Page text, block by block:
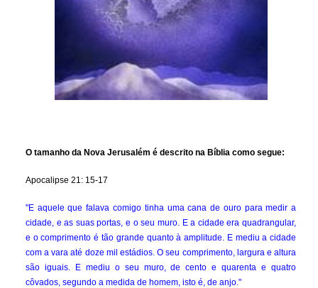
O tamanho da Nova Jerusalém é descrito na Bíblia como segue:
Apocalipse 21: 15-17
"E aquele que falava comigo tinha uma cana de ouro para medir a
cidade, e as suas portas, e o seu muro. E a cidade era quadrangular,
e o comprimento é tão grande quanto à amplitude. E mediu a cidade
com a vara até doze mil estádios. O seu comprimento, largura e altura
são iguais. E mediu o seu muro, de cento e quarenta e quatro
côvados, segundo a medida de homem, isto é, de anjo."